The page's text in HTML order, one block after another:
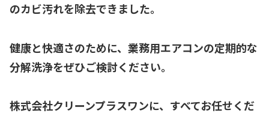
のカビ汚れを除去できました。
健康と快適さのために、 業務用エアコンの定期的な
分解洗浄をぜひご検討ください。
株式会社クリーンプラスワンに、すべてお任せくだ